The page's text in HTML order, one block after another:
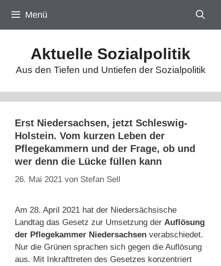
Inhalt
springen
Menü
Aktuelle Sozialpolitik
Aus den Tiefen und Untiefen der Sozialpolitik
Erst Niedersachsen, jetzt Schleswig-
Holstein. Vom kurzen Leben der
Pflegekammern und der Frage, ob und
wer denn die Lücke füllen kann
26. Mai 2021 von Stefan Sell
Am 28. April 2021 hat der Niedersächsische
Landtag das Gesetz zur Umsetzung der Auflösung
der Pflegekammer Niedersachsen verabschiedet.
Nur die Grünen sprachen sich gegen die Auflösung
aus. Mit Inkrafttreten des Gesetzes konzentriert